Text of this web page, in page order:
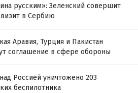
русским»: Зеленский совершит
в Сербию
Аравия, Турция и Пакистан
соглашение в сфере обороны
Россией уничтожено 203
беспилотника